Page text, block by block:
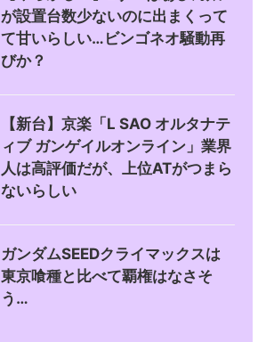
が設置台数少ないのに出まくって
て甘いらしい…ビンゴネオ騒動再
びか？
【新台】京楽「L SAO オルタナテ
ィブ ガンゲイルオンライン」業界
人は高評価だが、上位ATがつまら
ないらしい
ガンダムSEEDクライマックスは
東京喰種と比べて覇権はなさそ
う…